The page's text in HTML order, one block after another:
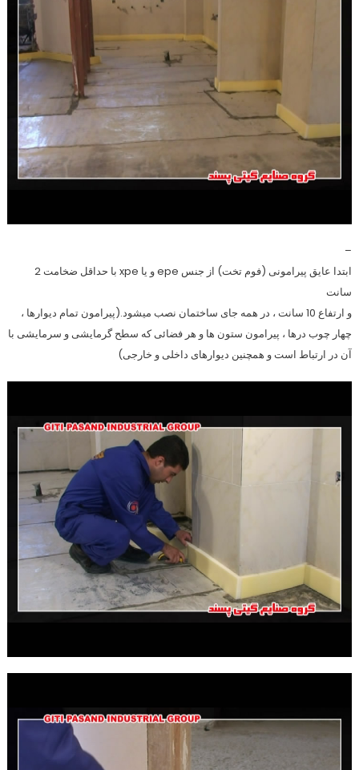
–
ابتدا عایق پیرامونی (فوم تخت) از جنس epe و یا xpe با حداقل ضخامت 2
سانت
و ارتفاع 10 سانت ، در همه جای ساختمان نصب میشود.(پیرامون تمام دیوارها ،
چهار چوب درها ، پیرامون ستون ها و هر فضائی که سطح گرمایشی و سرمایشی با
آن در ارتباط است و همچنین دیوارهای داخلی و خارجی)